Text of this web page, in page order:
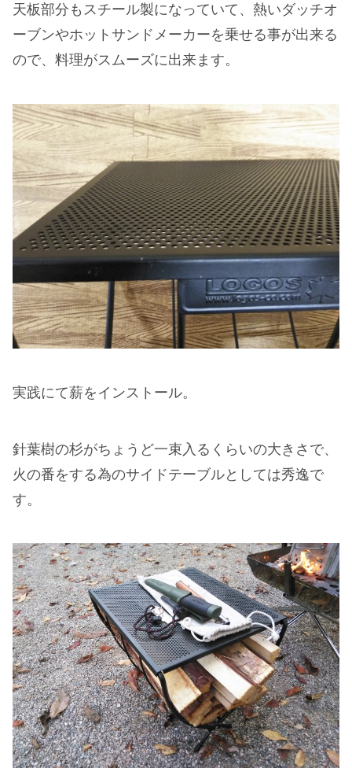
天板部分もスチール製になっていて、熱いダッチオ
ーブンやホットサンドメーカーを乗せる事が出来る
ので、料理がスムーズに出来ます。
実践にて薪をインストール。
針葉樹の杉がちょうど一束入るくらいの大きさで、
火の番をする為のサイドテーブルとしては秀逸で
す。